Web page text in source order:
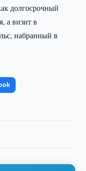
долгосрочный
а визит в
набранный в